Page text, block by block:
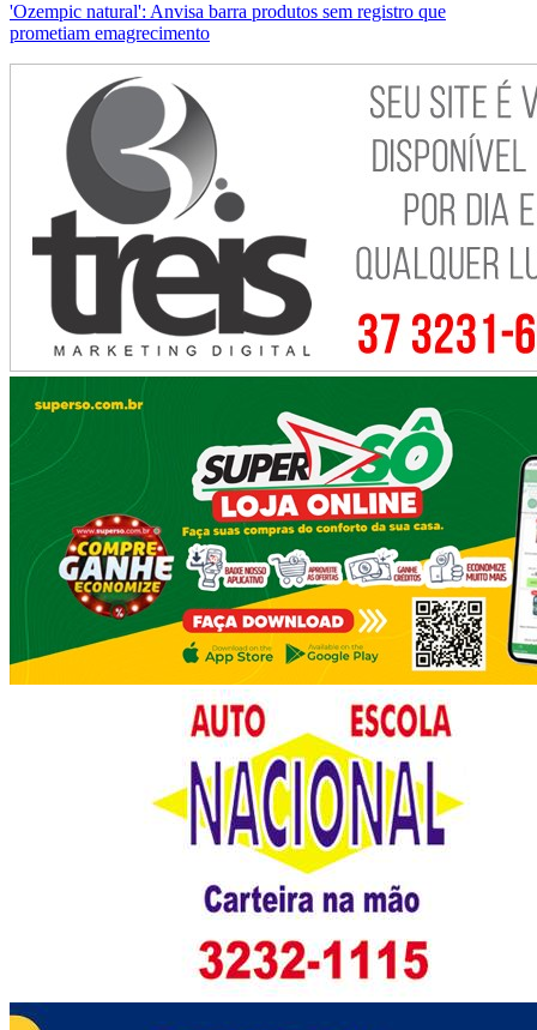
'Ozempic natural': Anvisa barra produtos sem registro que
prometiam emagrecimento